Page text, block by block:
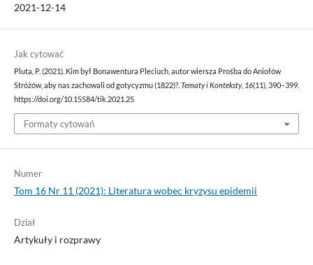
2021-12-14
Jak cytować
Pluta, P. (2021). Kim był Bonawentura Pleciuch, autor wiersza Prośba do Aniołów
Stróżów, aby nas zachowali od gotycyzmu (1822)?. Tematy i Konteksty, 16(11), 390–399.
https://doi.org/10.15584/tik.2021.25
Formaty cytowań
Numer
Tom 16 Nr 11 (2021): Literatura wobec kryzysu epidemii
Dział
Artykuły i rozprawy